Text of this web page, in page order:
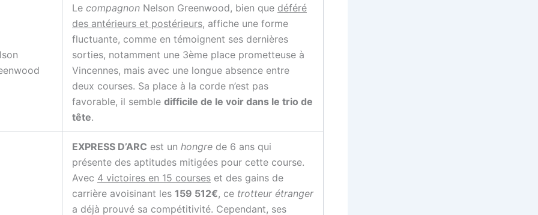
Le compagnon Nelson Greenwood, bien que déféré
des antérieurs et postérieurs, affiche une forme
fluctuante, comme en témoignent ses dernières
sorties, notamment une 3ème place prometteuse à
Vincennes, mais avec une longue absence entre
deux courses. Sa place à la corde n’est pas
favorable, il semble difficile de le voir dans le trio de
tête.
EXPRESS D’ARC est un hongre de 6 ans qui
présente des aptitudes mitigées pour cette course.
Avec 4 victoires en 15 courses et des gains de
carrière avoisinant les 159 512€, ce trotteur étranger
a déjà prouvé sa compétitivité. Cependant, ses